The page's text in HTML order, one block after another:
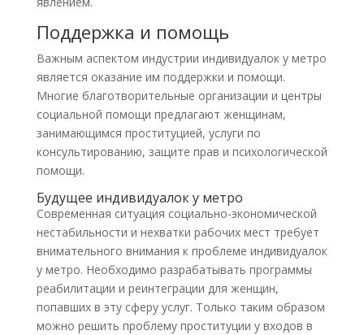
Поддержка и помощь
Важным аспектом индустрии индивидуалок у метро
является оказание им поддержки и помощи.
Многие благотворительные организации и центры
социальной помощи предлагают женщинам,
занимающимся проституцией, услуги по
консультированию, защите прав и психологической
помощи.
Будущее индивидуалок у метро
Современная ситуация социально-экономической
нестабильности и нехватки рабочих мест требует
внимательного внимания к проблеме индивидуалок
у метро. Необходимо разрабатывать программы
реабилитации и реинтеграции для женщин,
попавших в эту сферу услуг. Только таким образом
можно решить проблему проституции у входов в